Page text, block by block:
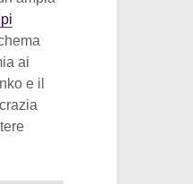
ai
e il